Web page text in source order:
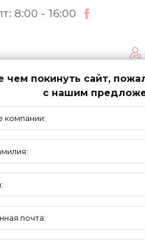
8:00 - 16:00
ВОРОТ
чем покинуть сайт,
с нашим